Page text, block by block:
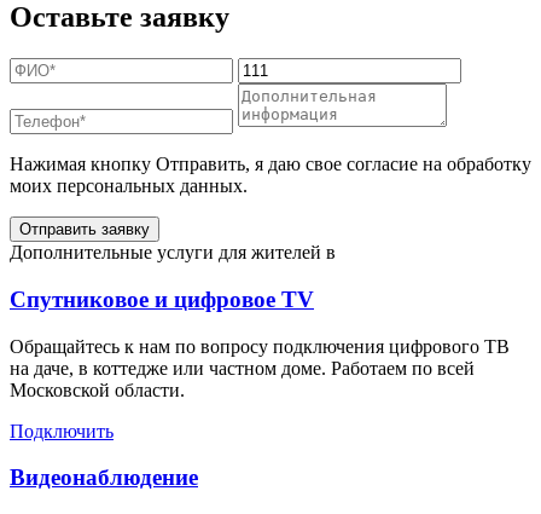
Оставьте заявку
Нажимая кнопку Отправить, я даю свое согласие на обработку
моих персональных данных.
Отправить заявку
Дополнительные услуги для жителей в
Спутниковое и цифровое TV
Обращайтесь к нам по вопросу подключения цифрового ТВ
на даче, в коттедже или частном доме. Работаем по всей
Московской области.
Подключить
Видеонаблюдение